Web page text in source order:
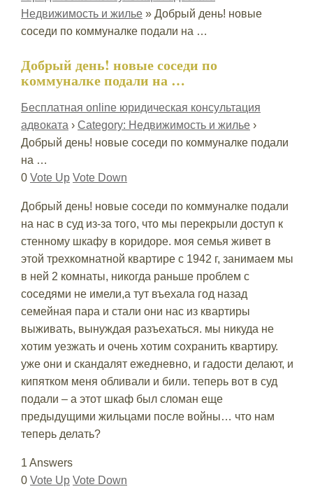
Недвижимость и жилье» Добрый день! новые
соседи по коммуналке подали на …
Добрый день! новые соседи по
коммуналке подали на …
Бесплатная online юридическая консультация
адвоката › Category: Недвижимость и жилье›
Добрый день! новые соседи по коммуналке подали
на …
0 Vote Up Vote Down
Добрый день! новые соседи по коммуналке подали
на нас в суд из-за того, что мы перекрыли доступ к
стенному шкафу в коридоре. моя семья живет в
этой трехкомнатной квартире с 1942 г, занимаем мы
в ней 2 комнаты, никогда раньше проблем с
соседями не имели,а тут въехала год назад
семейная пара и стали они нас из квартиры
выживать, вынуждая разъехаться. мы никуда не
хотим уезжать и очень хотим сохранить квартиру.
уже они и скандалят ежедневно, и гадости делают, и
кипятком меня обливали и били. теперь вот в суд
подали – а этот шкаф был сломан еще
предыдущими жильцами после войны… что нам
теперь делать?
1 Answers
0 Vote Up Vote Down